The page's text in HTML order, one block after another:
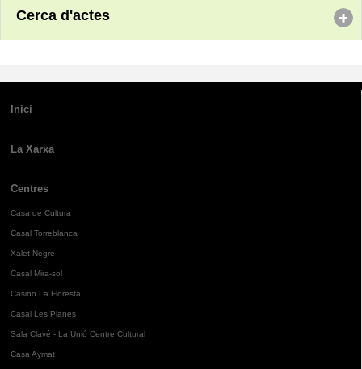
Cerca d'actes
Inici
La Xarxa
Centres
Casa de Cultura
Casal Torreblanca
Xalet Negre
Casal Mira-sol
Casino La Floresta
Casal Les Planes
Sala Clavé - La Unió Centre Cultural
Casa Aymat